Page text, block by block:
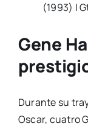
(1993) |
Gene
Durante su
Oscar, cuatro